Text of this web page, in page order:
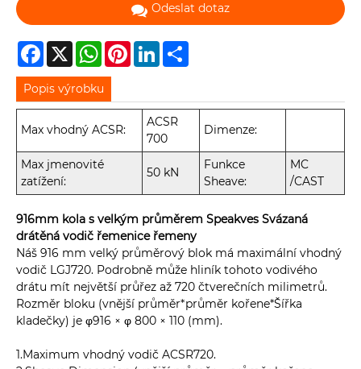
Odeslat dotaz
Facebook
X WhatsAppPinterestLinkedIn
Popis výrobku
Max vhodný ACSR:
ACSR
700
Dimenze:
Max jmenovité
zatížení:
50 kN
Funkce
Sheave:
MC
/CAST
916mm kola s velkým průměrem Speakves Svázaná
drátěná vodič řemenice řemeny
Náš 916 mm velký průměrový blok má maximální vhodný
vodič LGJ720. Podrobně může hliník tohoto vodivého
drátu mít největší průřez až 720 čtverečních milimetrů.
Rozměr bloku (vnější průměr*průměr kořene*Šířka
kladečky) je φ916 × φ 800 × 110 (mm).
1.Maximum vhodný vodič ACSR720.